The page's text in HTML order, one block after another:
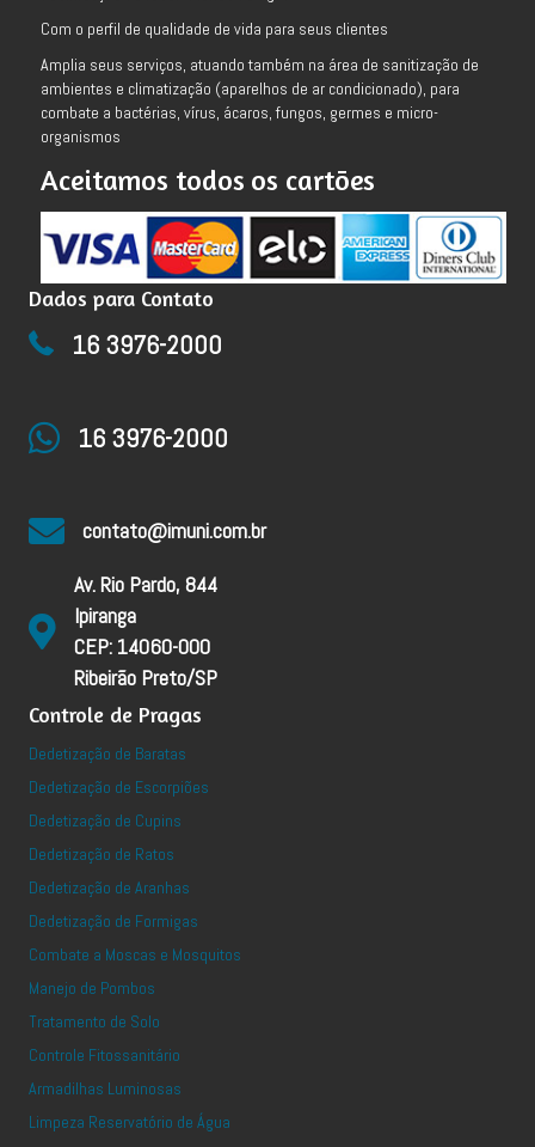
Com o perfil de qualidade de vida para seus clientes
Amplia seus serviços, atuando também na área de sanitização de
ambientes e climatização (aparelhos de ar condicionado), para
combate a bactérias, vírus, ácaros, fungos, germes e micro-
organismos
Aceitamos todos os cartões
Dados para Contato
16 3976-2000
16 3976-2000
contato@imuni.com.br
Av. Rio Pardo, 844
Ipiranga
CEP: 14060-000
Ribeirão Preto/SP
Controle de Pragas
Dedetização de Baratas
Dedetização de Escorpiões
Dedetização de Cupins
Dedetização de Ratos
Dedetização de Aranhas
Dedetização de Formigas
Combate a Moscas e Mosquitos
Manejo de Pombos
Tratamento de Solo
Controle Fitossanitário
Armadilhas Luminosas
Limpeza Reservatório de Água